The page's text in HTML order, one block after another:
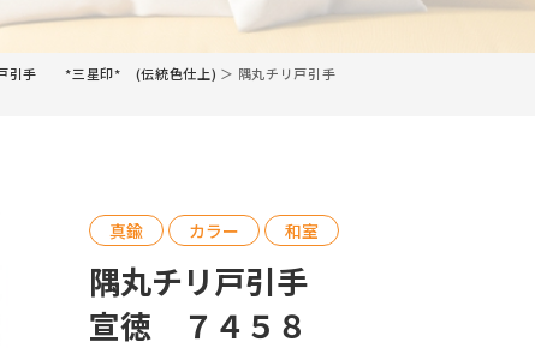
TikTok
引手 *三星印* (伝統色仕上) ＞ 隅丸チリ戸引手
真鍮 カラー 和室
隅丸チリ戸引手
宣徳 ７４５８